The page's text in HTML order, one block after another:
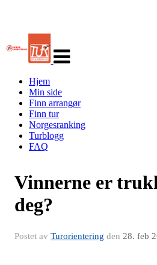
navigasjon
Hjem
Min side
Finn arrangør
Finn tur
Norgesranking
Turblogg
FAQ
Vinnerne er
deg?
Postet av Turorientering den 28. feb